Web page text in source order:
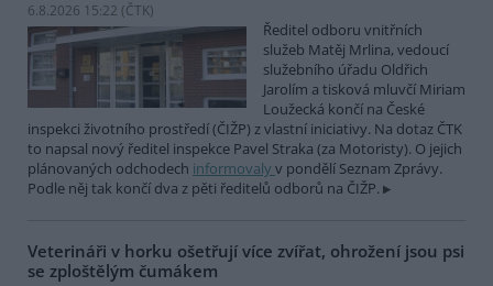
6.8.2026 15:22 (ČTK)
Ředitel odboru vnitřních
služeb Matěj Mrlina, vedoucí
služebního úřadu Oldřich
Jarolím a tisková mluvčí Miriam
Loužecká končí na České
inspekci životního prostředí (ČIŽP) z vlastní iniciativy. Na dotaz ČTK
to napsal nový ředitel inspekce Pavel Straka (za Motoristy). O jejich
plánovaných odchodech informovaly v pondělí Seznam Zprávy.
Podle něj tak končí dva z pěti ředitelů odborů na ČIŽP.
Veterináři v horku ošetřují více zvířat, ohrožení jsou psi
se zploštělým čumákem